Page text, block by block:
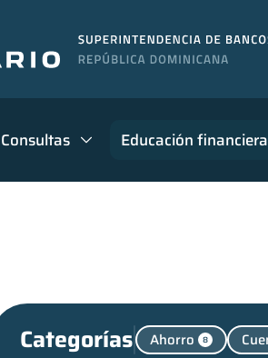
Consultas Educación financiera
Categorías Ahorro 8